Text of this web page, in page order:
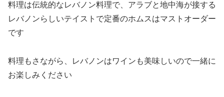
料理は伝統的なレバノン料理で、アラブと地中海が接する
レバノンらしいテイストで定番のホムスはマストオーダー
です
料理もさながら、レバノンはワインも美味しいので一緒に
お楽しみください